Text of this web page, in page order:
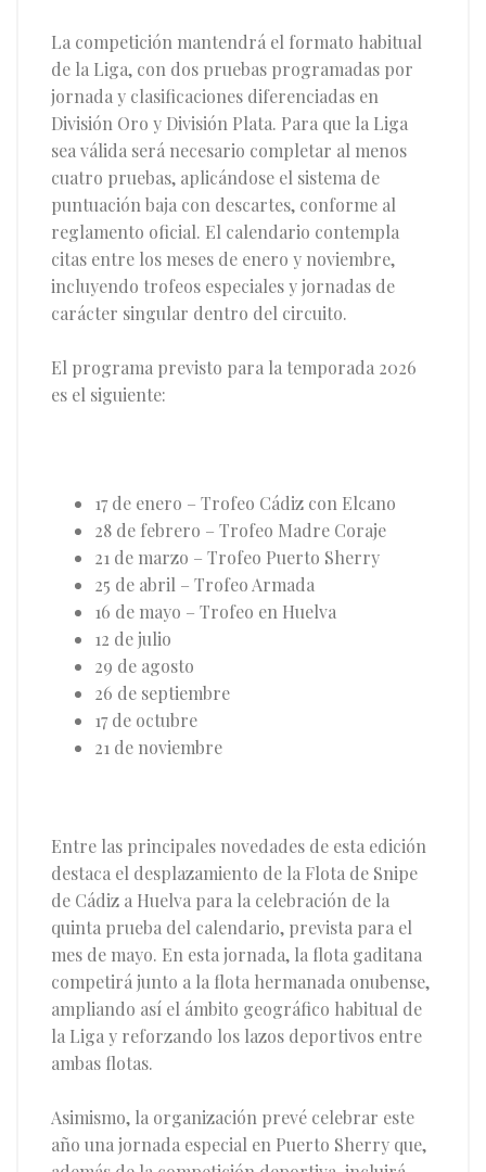
La competición mantendrá el formato habitual
de la Liga, con dos pruebas programadas por
jornada y clasificaciones diferenciadas en
División Oro y División Plata. Para que la Liga
sea válida será necesario completar al menos
cuatro pruebas, aplicándose el sistema de
puntuación baja con descartes, conforme al
reglamento oficial. El calendario contempla
citas entre los meses de enero y noviembre,
incluyendo trofeos especiales y jornadas de
carácter singular dentro del circuito.
El programa previsto para la temporada 2026
es el siguiente:
17 de enero – Trofeo Cádiz con Elcano
28 de febrero – Trofeo Madre Coraje
21 de marzo – Trofeo Puerto Sherry
25 de abril – Trofeo Armada
16 de mayo – Trofeo en Huelva
12 de julio
29 de agosto
26 de septiembre
17 de octubre
21 de noviembre
Entre las principales novedades de esta edición
destaca el desplazamiento de la Flota de Snipe
de Cádiz a Huelva para la celebración de la
quinta prueba del calendario, prevista para el
mes de mayo. En esta jornada, la flota gaditana
competirá junto a la flota hermanada onubense,
ampliando así el ámbito geográfico habitual de
la Liga y reforzando los lazos deportivos entre
ambas flotas.
Asimismo, la organización prevé celebrar este
año una jornada especial en Puerto Sherry que,